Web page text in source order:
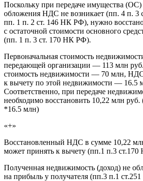
Поскольку при передаче имущества
обложения НДС не возникает (пп. 4 п. 3
пп. 1 п. 2 ст. 146 НК РФ), нужно
с остаточной стоимости основного
(пп. 1 п. 3 ст. 170 НК РФ).
Первоначальная стоимость
передающей организации — 113 млн
стоимость недвижимости — 70 млн,
к вычету по этой недвижимости — 16.5
Соответственно, при передаче
необходимо восстановить 10,22 млн
*16.5 млн)
«+»
Восстановленный НДС в сумме 10,22
может принять к вычету (пп.1 п.3
Полученная недвижимость (доход) не
на прибыль у получателя (пп.3 п.1